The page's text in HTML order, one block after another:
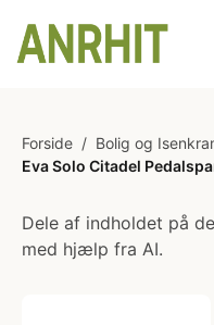
Forside / Bolig og
Eva Solo Citadel
Dele af indholdet på
med hjælp fra AI.